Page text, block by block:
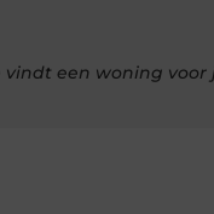
vindt een woning